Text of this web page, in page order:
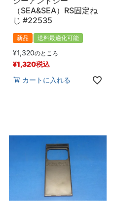
（SEA&SEA）RS固定ね
じ #22535
新品 送料最適化可能
¥1,320のところ
¥1,320税込
カートに入れる